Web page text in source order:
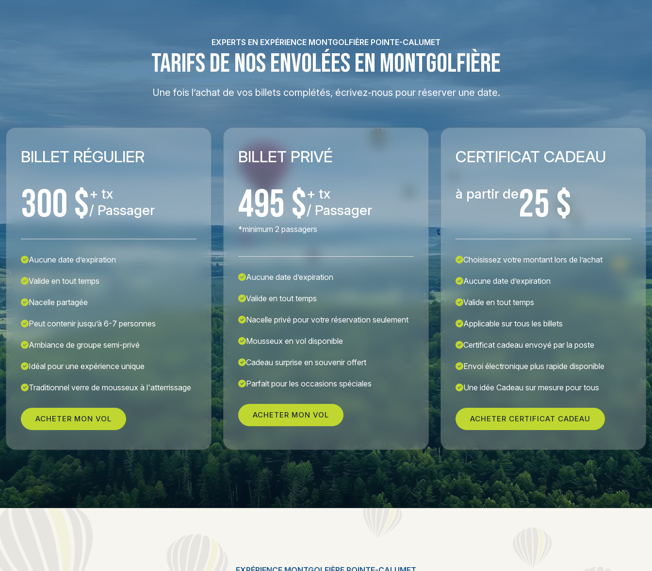
EXPERTS EN EXPÉRIENCE MONTGOLFIÈRE POINTE-CALUMET
TARIFS DE NOS ENVOLÉES EN MONTGOLFIÈRE
Une fois l’achat de vos billets complétés, écrivez-nous pour réserver une date.
BILLET RÉGULIER
300 $+ tx
/ Passager
Aucune date d’expiration
Valide en tout temps
Nacelle partagée
Peut contenir jusqu’à 6-7 personnes
Ambiance de groupe semi-privé
Idéal pour une expérience unique
Traditionnel verre de mousseux à l'atterrissage
ACHETER MON VOL
BILLET PRIVÉ
495 $+ tx
/ Passager
*minimum 2 passagers
Aucune date d’expiration
Valide en tout temps
Nacelle privé pour votre réservation seulement
Mousseux en vol disponible
Cadeau surprise en souvenir offert
Parfait pour les occasions spéciales
ACHETER MON VOL
CERTIFICAT CADEAU
à partir de25 $
Choisissez votre montant lors de l’achat
Aucune date d’expiration
Valide en tout temps
Applicable sur tous les billets
Certificat cadeau envoyé par la poste
Envoi électronique plus rapide disponible
Une idée Cadeau sur mesure pour tous
ACHETER CERTIFICAT CADEAU